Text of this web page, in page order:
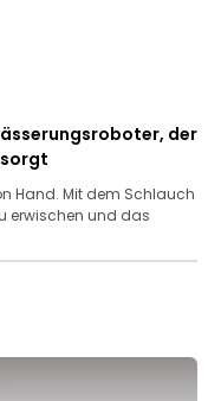
der
Hand. Mit dem Schlauch
erwischen und das